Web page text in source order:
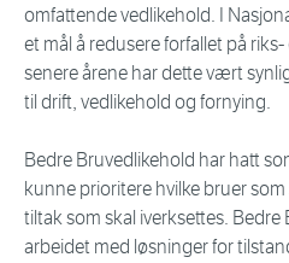
omfattende vedlikehold. I
et mål å redusere forfallet på
senere årene har dette vært
til drift, vedlikehold og fornying.
Bedre Bruvedlikehold har hatt
kunne prioritere hvilke bruer
tiltak som skal iverksettes.
arbeidet med løsninger for